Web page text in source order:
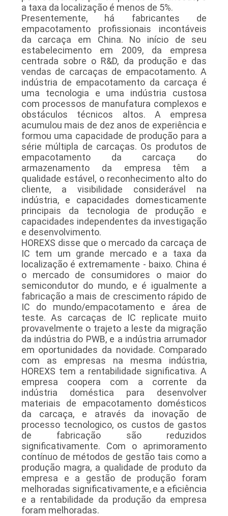
a taxa da localização é menos de 5%.
Presentemente, há fabricantes de
empacotamento profissionais incontáveis
da carcaça em China. No início de seu
estabelecimento em 2009, da empresa
centrada sobre o R&D, da produção e das
vendas de carcaças de empacotamento. A
indústria de empacotamento da carcaça é
uma tecnologia e uma indústria custosa
com processos de manufatura complexos e
obstáculos técnicos altos. A empresa
acumulou mais de dez anos de experiência e
formou uma capacidade de produção para a
série múltipla de carcaças. Os produtos de
empacotamento da carcaça do
armazenamento da empresa têm a
qualidade estável, o reconhecimento alto do
cliente, a visibilidade considerável na
indústria, e capacidades domesticamente
principais da tecnologia de produção e
capacidades independentes da investigação
e desenvolvimento.
HOREXS disse que o mercado da carcaça de
IC tem um grande mercado e a taxa da
localização é extremamente - baixo. China é
o mercado de consumidores o maior do
semicondutor do mundo, e é igualmente a
fabricação a mais de crescimento rápido de
IC do mundo/empacotamento e área de
teste. As carcaças de IC replicate muito
provavelmente o trajeto a leste da migração
da indústria do PWB, e a indústria arrumador
em oportunidades da novidade. Comparado
com as empresas na mesma indústria,
HOREXS tem a rentabilidade significativa. A
empresa coopera com a corrente da
indústria doméstica para desenvolver
materiais de empacotamento domésticos
da carcaça, e através da inovação de
processo tecnologico, os custos de gastos
de fabricação são reduzidos
significativamente. Com o aprimoramento
contínuo de métodos de gestão tais como a
produção magra, a qualidade de produto da
empresa e a gestão de produção foram
melhoradas significativamente, e a eficiência
e a rentabilidade da produção da empresa
foram melhoradas.